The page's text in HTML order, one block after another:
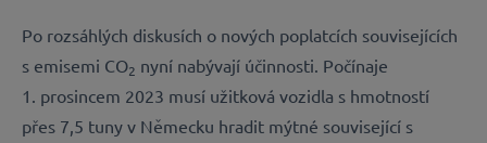
Po rozsáhlých diskusích o nových poplatcích souvisejících
s emisemi CO2 nyní nabývají účinnosti. Počínaje
1. prosincem 2023 musí užitková vozidla s hmotností
přes 7,5 tuny v Německu hradit mýtné související s